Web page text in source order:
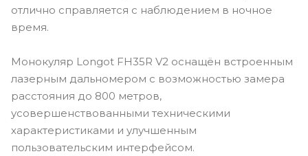
отлично справляется с наблюдением в ночное
время.
Монокуляр Longot FH35R V2 оснащён встроенным
лазерным дальномером с возможностью замера
расстояния до 800 метров,
усовершенствованными техническими
характеристиками и улучшенным
пользовательским интерфейсом.